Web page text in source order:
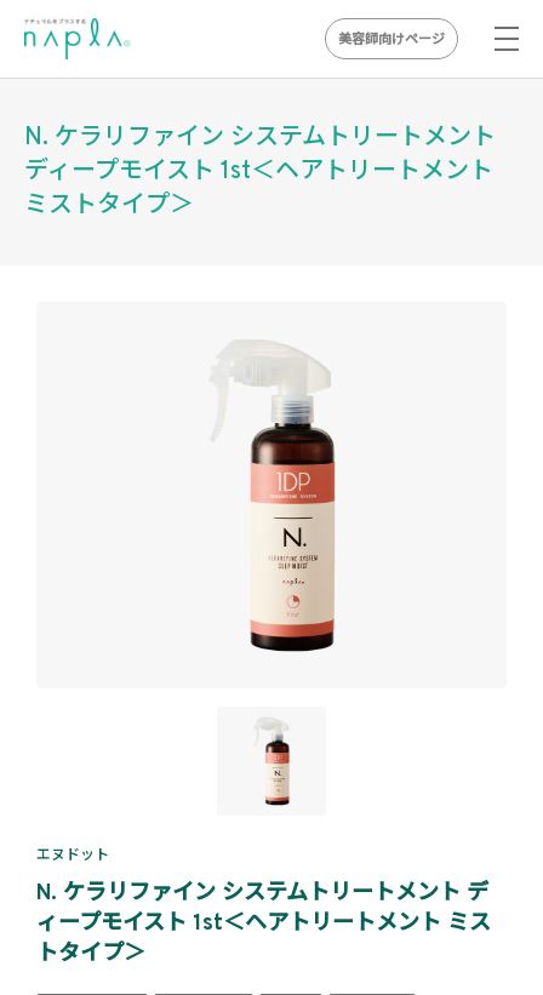
content
美容師向けページ
N. ケラリファイン システムトリートメント
ディープモイスト 1st＜ヘアトリートメント
ミストタイプ＞
エヌドット
N. ケラリファイン システムトリートメント デ
ィープモイスト 1st＜ヘアトリートメント ミス
トタイプ＞